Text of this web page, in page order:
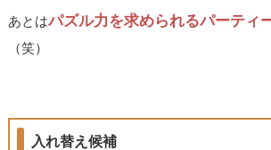
あとはパズル力を求められるパーティ
（笑）
入れ替え候補